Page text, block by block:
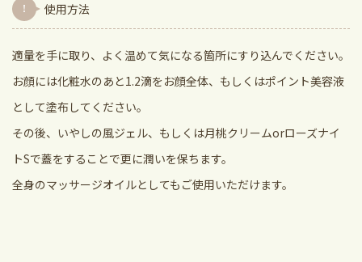
使用方法
適量を手に取り、よく温めて気になる箇所にすり込んでください。
お顔には化粧水のあと1.2滴をお顔全体、もしくはポイント美容液
として塗布してください。
その後、いやしの風ジェル、もしくは月桃クリームorローズナイ
トSで蓋をすることで更に潤いを保ちます。
全身のマッサージオイルとしてもご使用いただけます。